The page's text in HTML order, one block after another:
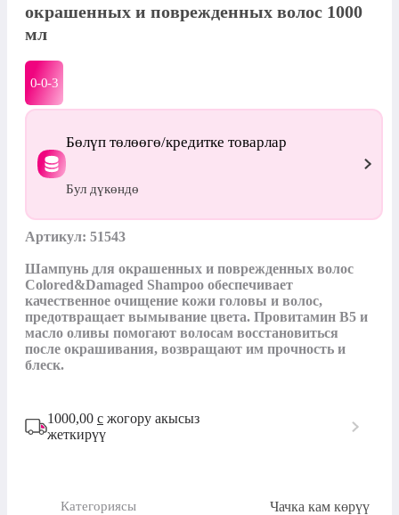
окрашенных и поврежденных волос 1000
мл
0-0-3
Бөлүп төлөөгө/кредитке товарлар
Бул дүкөндө
Артикул: 51543
Шампунь для окрашенных и поврежденных волос
Colored&Damaged Shampoo обеспечивает
качественное очищение кожи головы и волос,
предотвращает вымывание цвета. Провитамин B5 и
масло оливы помогают волосам восстановиться
после окрашивания, возвращают им прочность и
блеск.
1000,00 с жогору акысыз
жеткирүү
Категориясы Чачка кам көрүү